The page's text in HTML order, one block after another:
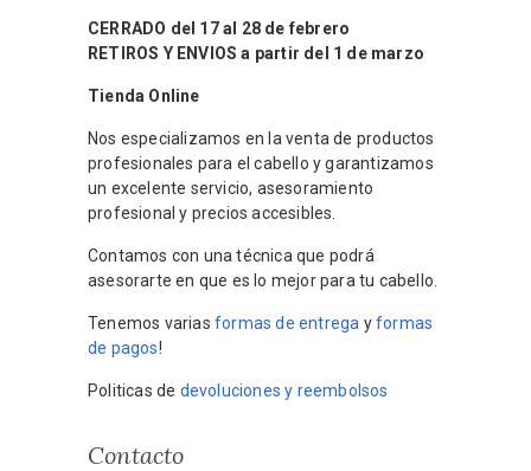
CERRADO del 17 al 28 de febrero
RETIROS Y ENVIOS a partir del 1 de marzo
Tienda Online
Nos especializamos en la venta de productos
profesionales para el cabello y garantizamos
un excelente servicio, asesoramiento
profesional y precios accesibles.
Contamos con una técnica que podrá
asesorarte en que es lo mejor para tu cabello.
Tenemos varias formas de entrega yformas
de pagos!
Politicas de devoluciones y reembolsos
Contacto